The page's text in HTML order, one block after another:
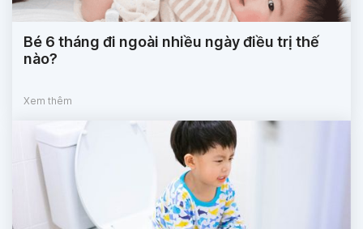
Bé 6 tháng đi ngoài nhiều ngày điều trị thế
nào?
Xem thêm